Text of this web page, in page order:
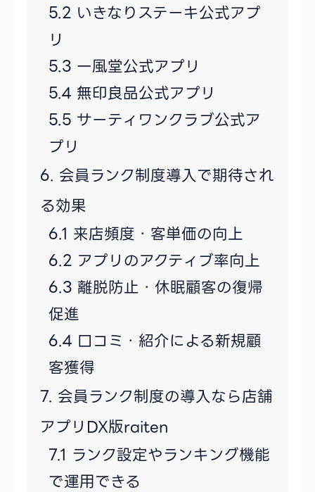
いきなりステーキ公式アプ
リ
一風堂公式アプリ
無印良品公式アプリ
サーティワンクラブ公式ア
プリ
会員ランク制度導入で期待され
る効果
来店頻度・客単価の向上
アプリのアクティブ率向上
離脱防止・休眠顧客の復帰
促進
口コミ・紹介による新規顧
客獲得
会員ランク制度の導入なら店舗
アプリDX版raiten
ランク設定やランキング機能
で運用できる